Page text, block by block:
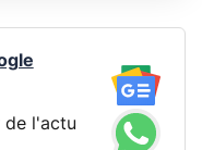
de l'actu